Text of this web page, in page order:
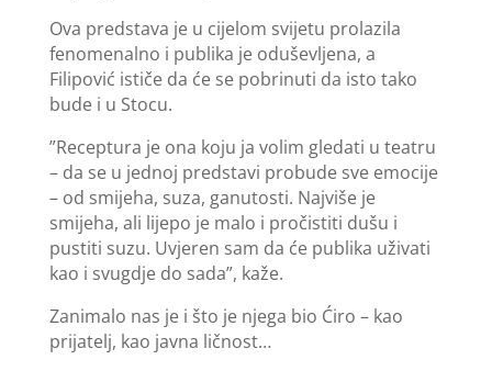
Ova predstava je u cijelom svijetu prolazila
fenomenalno i publika je oduševljena, a
Filipović ističe da će se pobrinuti da isto tako
bude i u Stocu.
”Receptura je ona koju ja volim gledati u teatru
– da se u jednoj predstavi probude sve emocije
– od smijeha, suza, ganutosti. Najviše je
smijeha, ali lijepo je malo i pročistiti dušu i
pustiti suzu. Uvjeren sam da će publika uživati
kao i svugdje do sada”, kaže.
Zanimalo nas je i što je njega bio Ćiro – kao
prijatelj, kao javna ličnost…